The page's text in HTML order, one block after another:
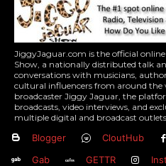
JiggyJaguar.com is the official
Show, a nationally distributed talk
conversations with musicians,
cultural influencers from around the
broadcaster Jiggy Jaguar, the
broadcasts, video interviews, and
multiple digital and broadcast
Blogger CloutHub
Gab
GETTR